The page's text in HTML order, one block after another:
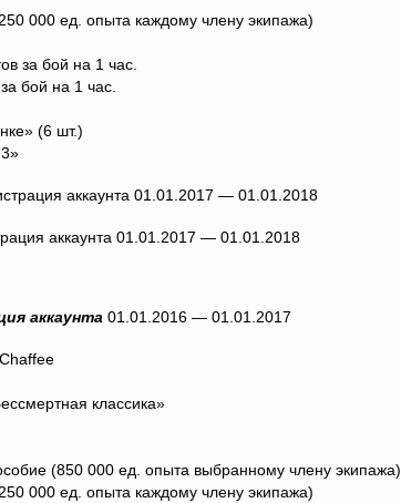
000 ед. опыта каждому члену экипажа)
за бой на 1 час.
бой на 1 час.
(6 шт.)
аккаунта 01.01.2017 — 01.01.2018
аккаунта 01.01.2016 — 01.01.2017
классика»
(850 000 ед. опыта выбранному члену экипажа)
000 ед. опыта каждому члену экипажа)